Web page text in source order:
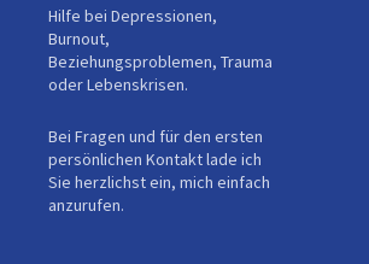
Hilfe bei Depressionen,
Burnout,
Beziehungsproblemen, Trauma
oder Lebenskrisen.
Bei Fragen und für den ersten
persönlichen Kontakt lade ich
Sie herzlichst ein, mich einfach
anzurufen.